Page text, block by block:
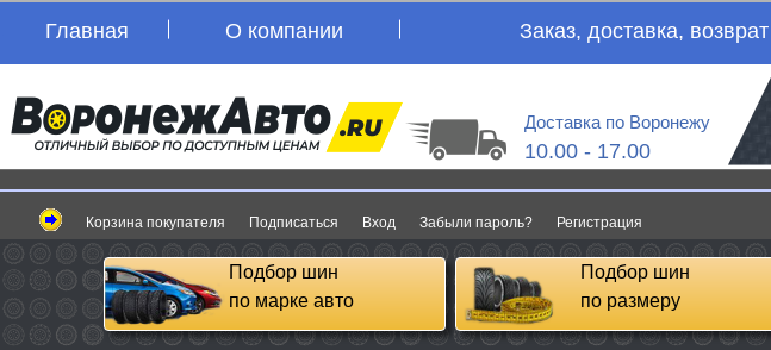
Главная О компании Заказ, доставка, возврат
Доставка по Воронежу
10.00 - 17.00
Корзина покупателя Подписаться Вход Забыли пароль? Регистрация
Подбор шин
по марке авто
Подбор шин
по размеру